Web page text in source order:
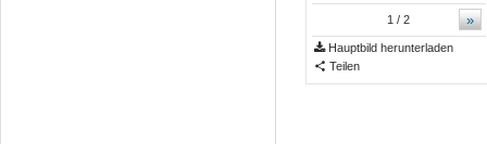
»
1 / 2
Hauptbild herunterladen
Teilen